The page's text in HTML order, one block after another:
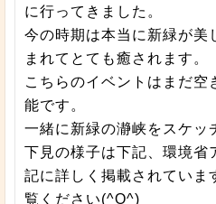
に行ってきました。
今の時期は本当に新緑が美
まれてとても癒されます。
こちらのイベントはまだ空
能です。
一緒に新緑の瀞峡をスケッ
下見の様子は下記、環境省
記に詳しく掲載されていま
覧ください(^O^)